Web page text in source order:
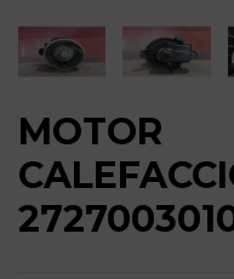
MOTOR